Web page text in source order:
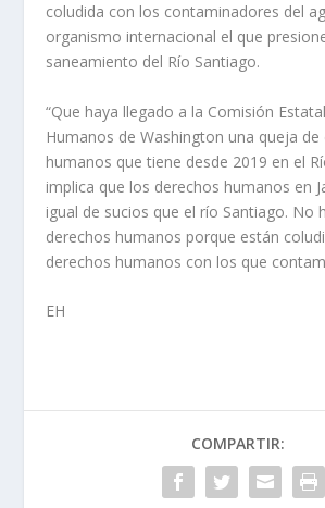
coludida con los contaminadores del
organismo internacional el que
saneamiento del Río Santiago.
“Que haya llegado a la Comisión
Humanos de Washington una queja de
humanos que tiene desde 2019 en el
implica que los derechos humanos en
igual de sucios que el río Santiago. No
derechos humanos porque están
derechos humanos con los que
EH
COMPARTIR: